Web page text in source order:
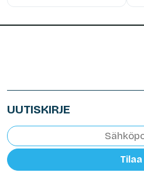
UUTISKIRJE
Tilaa